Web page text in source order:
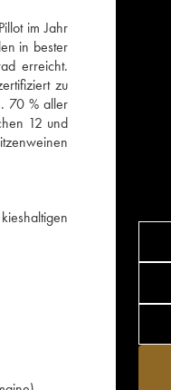
im Jahr
in bester
erreicht.
zu
70 % aller
12 und